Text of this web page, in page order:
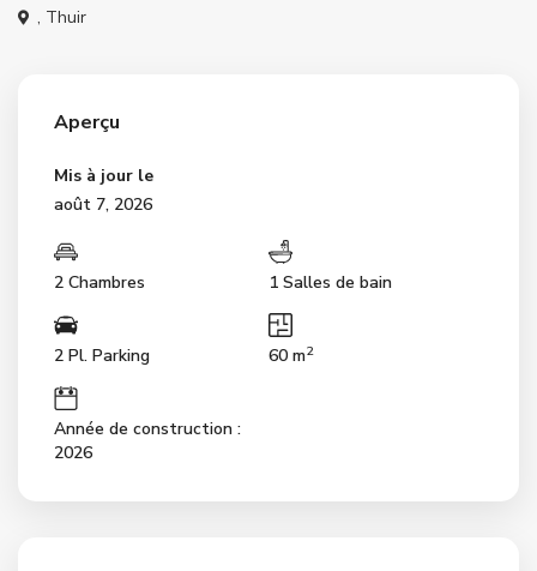
, Thuir
Aperçu
Mis à jour le
août 7, 2026
2 Chambres 1 Salles de bain
2 Pl. Parking 60 m2
Année de construction :
2026